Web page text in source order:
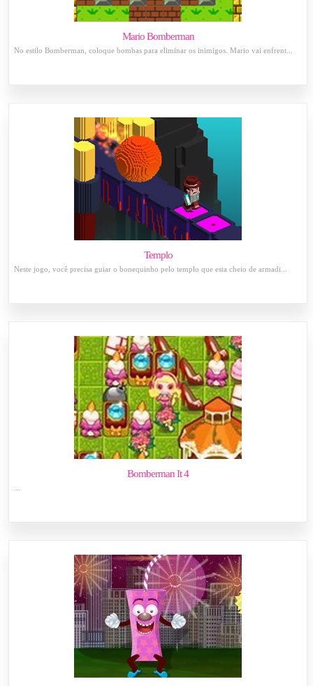
Mario Bomberman
No estilo Bomberman, coloque bombas para eliminar os inimigos. Mario vai enfrent...
Templo
Neste jogo, você precisa guiar o bonequinho pelo templo que esta cheio de armadi...
Bomberman It 4